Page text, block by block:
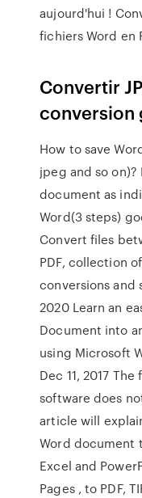
aujourd'hui !
fichiers Word en
Convertir
conversion
How to save
jpeg and so on)?
document as
Word(3 steps)
Convert files
PDF, collection
conversions and
2020 Learn an
Document into
using Microsoft
Dec 11, 2017
software does
article will
Word document
Excel and
Pages , to PDF,